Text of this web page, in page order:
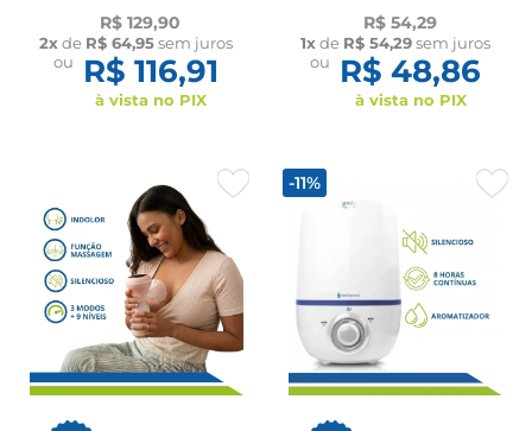
de Usar
R$ 129,90
2xde R$ 64,95sem juros
ou
R$ 116,91
à vista no PIX
R$ 54,29
1xde R$ 54,29sem juros
ou
R$ 48,86
à vista no PIX
-11%